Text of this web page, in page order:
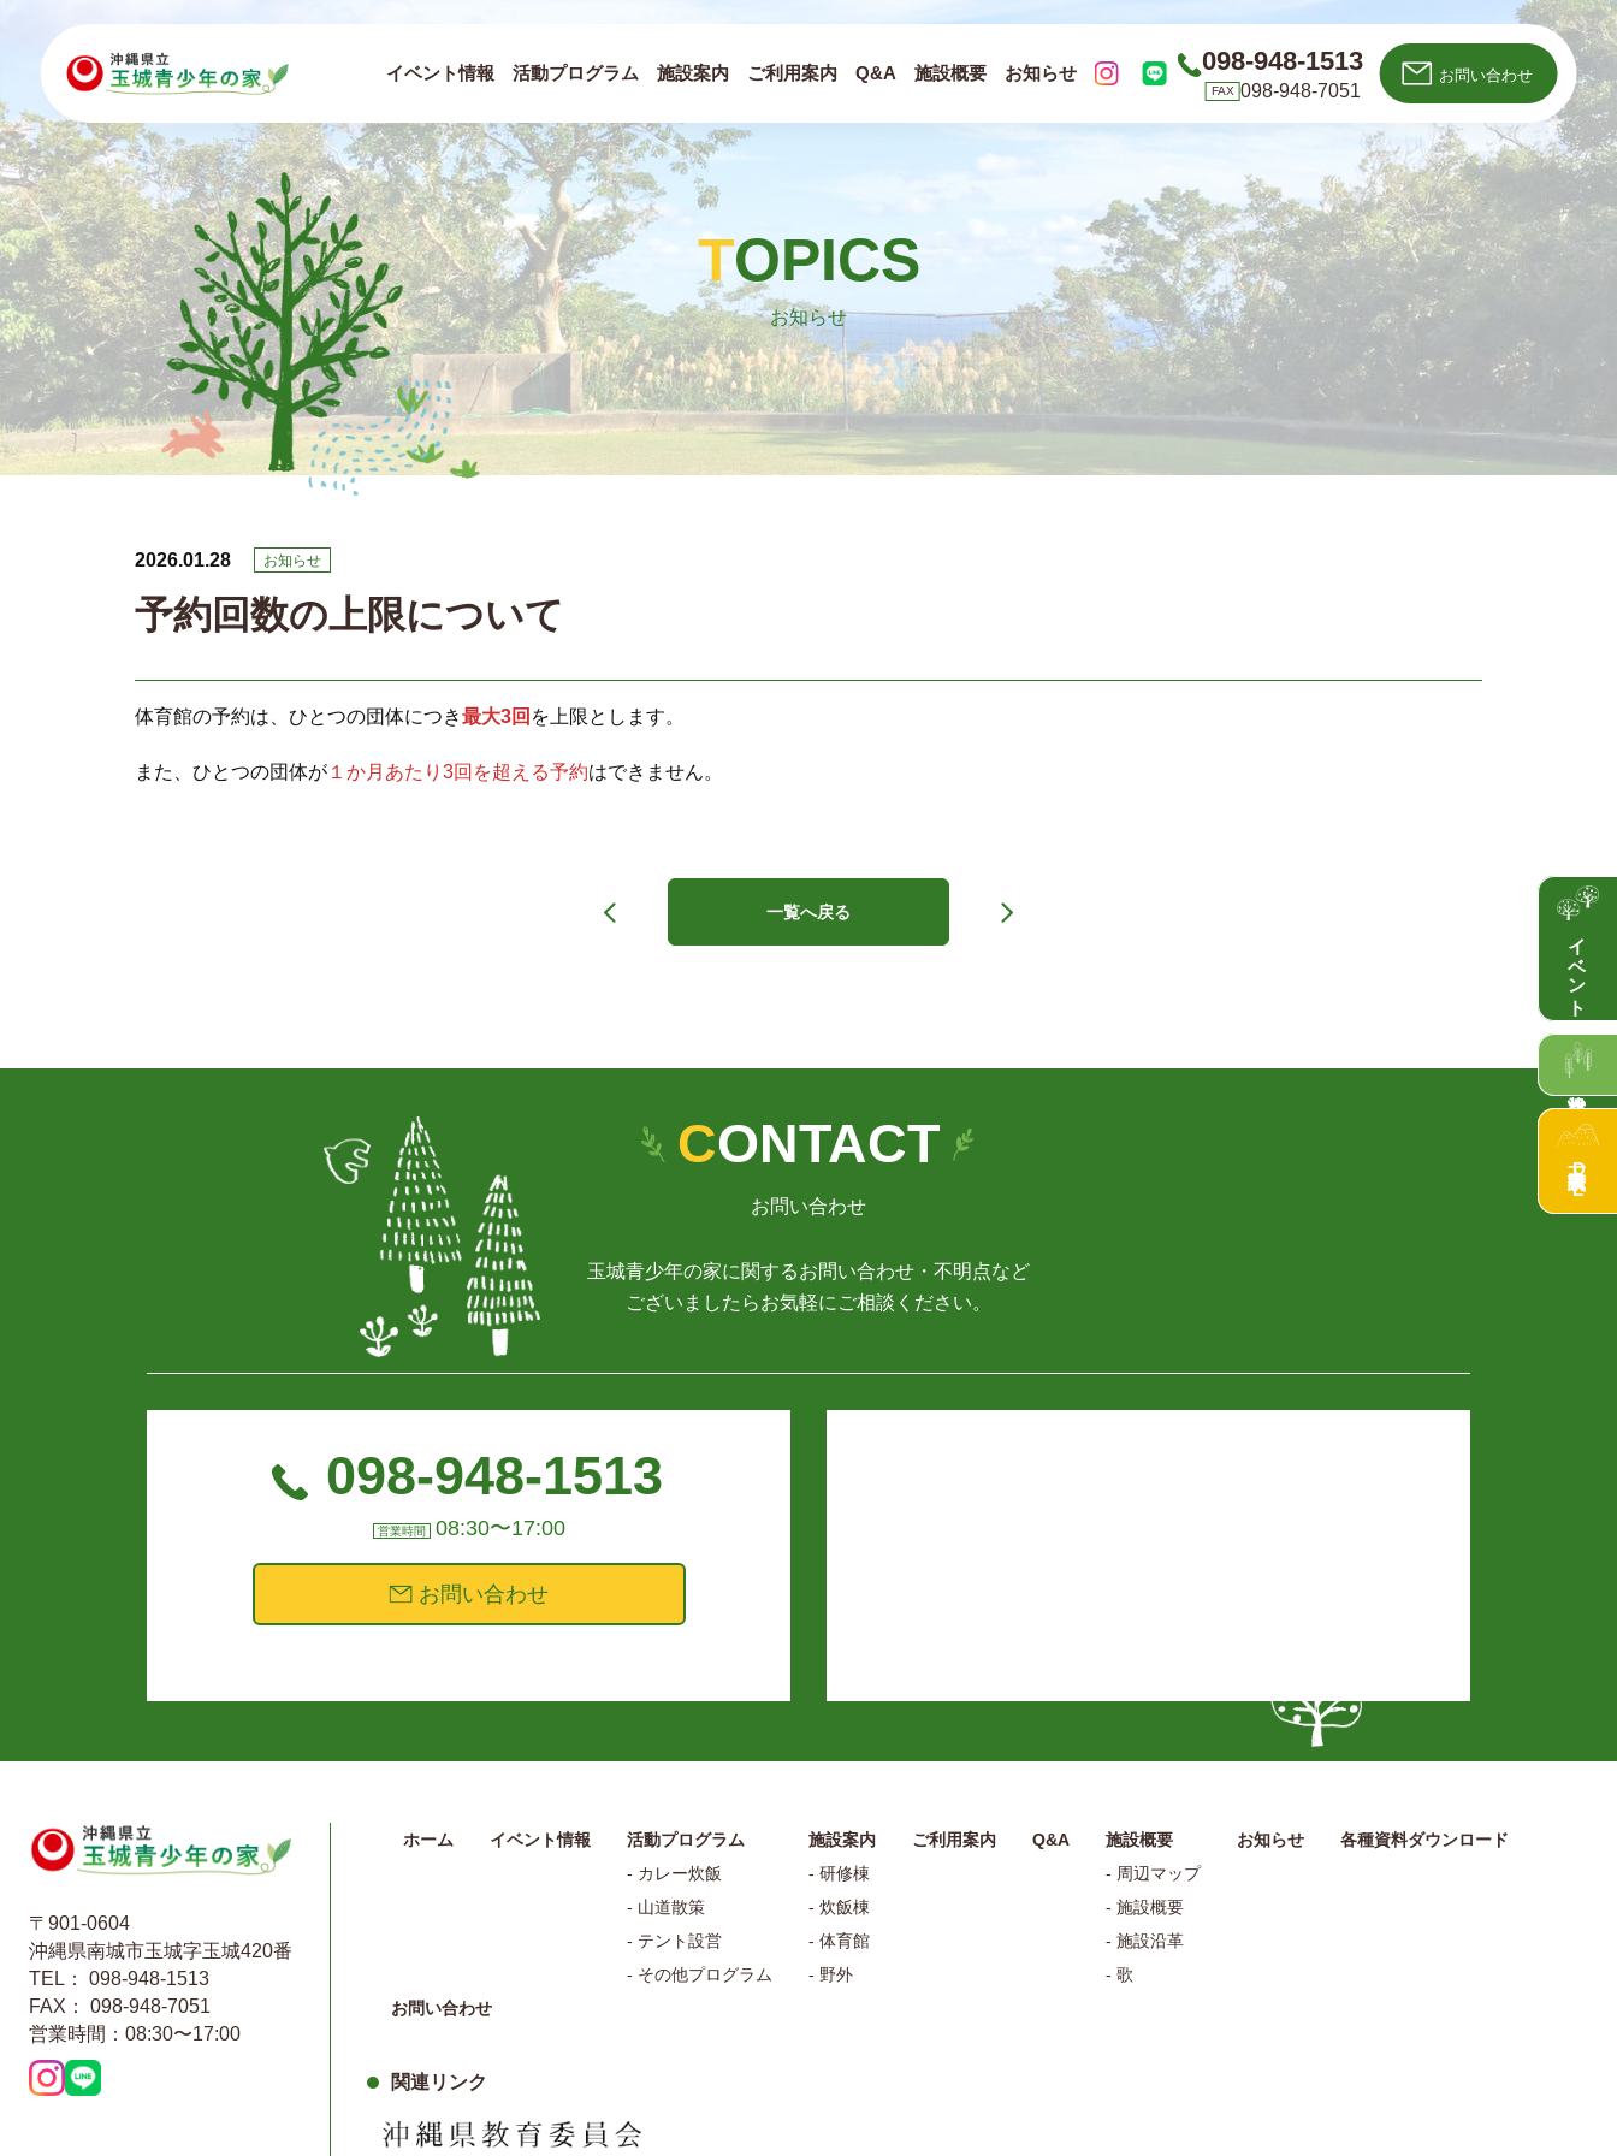
098-948-1513
FAX 098-948-7051
イベント情報 活動プログラム 施設案内 ご利用案内 Q&A 施設概要 お知らせ お問い合わせ
イベント情報
申請書一式DL
TOPICS
お知らせ
予約回数の上限について
2026.01.28 お知らせ
体育館の予約は、ひとつの団体につき最大3回 を上限とします。
また、ひとつの団体が １か月あたり3回を超える予約はできません。
一覧へ戻る
CONTACT
お問い合わせ
玉城青少年の家に関するお問い合わせ・不明点など
ございましたらお気軽にご相談ください。
098-948-1513
営業時間 08:30〜17:00
お問い合わせ
〒901-0604
沖縄県南城市玉城字玉城420番
TEL： 098-948-1513
FAX： 098-948-7051
営業時間：08:30〜17:00
ホーム イベント情報
活動プログラム
- カレー炊飯
- 山道散策
- テント設営
- その他プログラム
施設案内
- 研修棟
- 炊飯棟
- 体育館
- 野外
ご利用案内 Q&A
施設概要
- 周辺マップ
- 施設概要
- 施設沿革
- 歌
お知らせ 各種資料ダウンロード
お問い合わせ
関連リンク